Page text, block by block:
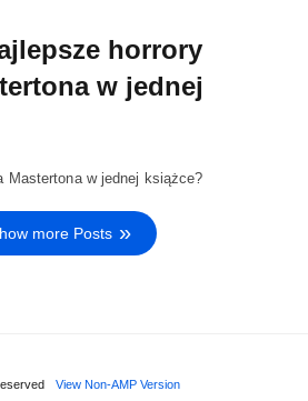
horrory
w jednej
Mastertona w jednej książce?
more Posts
View Non-AMP Version